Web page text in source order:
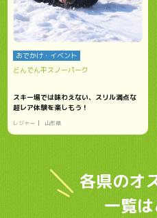
おでかけ・イベント
どんでん平スノーパーク
スキー場では味わえない、スリル満点な
超レア体験を楽しもう！
レジャー 山形県
各県のオ
一覧